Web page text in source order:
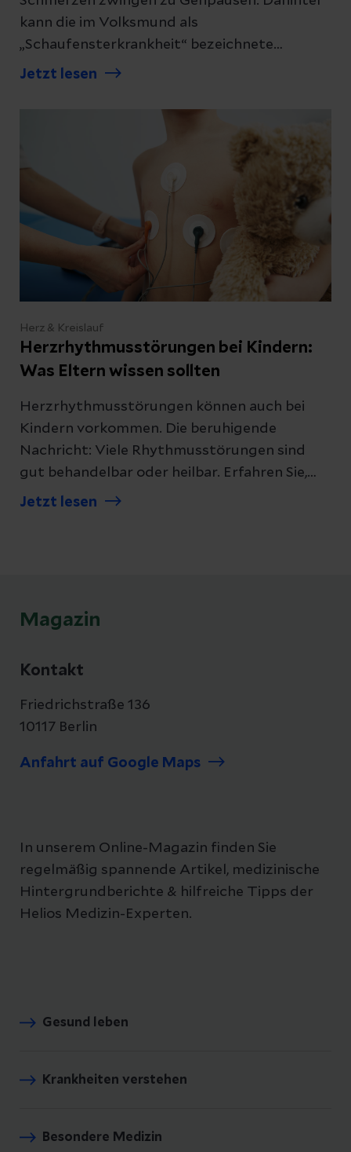
kann die im Volksmund als
„Schaufensterkrankheit“ bezeichnete
periphere arterielle Verschlusskrankheit
Jetzt lesen
Herz & Kreislauf
Herzrhythmusstörungen bei Kindern:
Was Eltern wissen sollten
Herzrhythmusstörungen können auch bei
Kindern vorkommen. Die beruhigende
Nachricht: Viele Rhythmusstörungen sind
gut behandelbar oder heilbar. Erfahren Sie,
worauf Sie achten sollten und welche
Jetzt lesen
Magazin
Kontakt
Friedrichstraße 136
10117 Berlin
Anfahrt auf Google Maps
In unserem Online-Magazin finden Sie
regelmäßig spannende Artikel, medizinische
Hintergrundberichte & hilfreiche Tipps der
Helios Medizin-Experten.
Gesund leben
Krankheiten verstehen
Besondere Medizin